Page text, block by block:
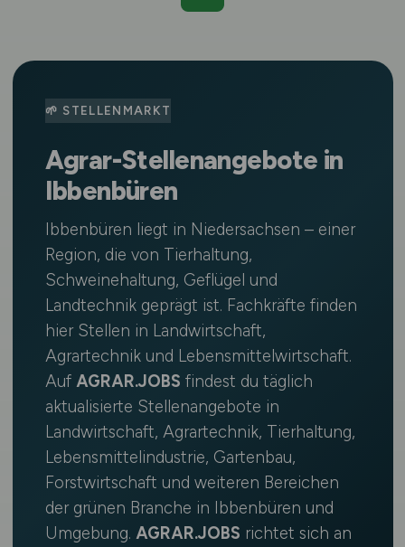
🌱 STELLENMARKT
Agrar-Stellenangebote in
Ibbenbüren
Ibbenbüren liegt in Niedersachsen – einer
Region, die von Tierhaltung,
Schweinehaltung, Geflügel und
Landtechnik geprägt ist. Fachkräfte finden
hier Stellen in Landwirtschaft,
Agrartechnik und Lebensmittelwirtschaft.
Auf AGRAR.JOBS findest du täglich
aktualisierte Stellenangebote in
Landwirtschaft, Agrartechnik, Tierhaltung,
Lebensmittelindustrie, Gartenbau,
Forstwirtschaft und weiteren Bereichen
der grünen Branche in Ibbenbüren und
Umgebung. AGRAR.JOBS richtet sich an